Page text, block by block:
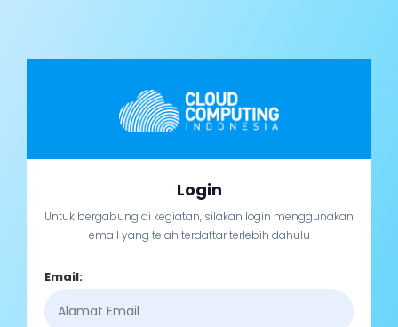
Login
Untuk bergabung di kegiatan, silakan login menggunakan
email yang telah terdaftar terlebih dahulu
Email: